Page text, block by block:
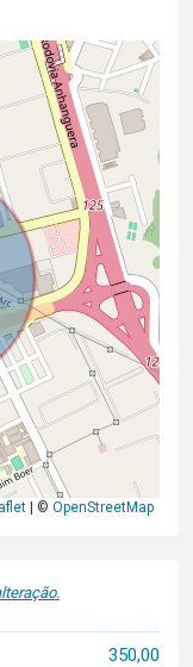
© OpenStreetMap
350,00